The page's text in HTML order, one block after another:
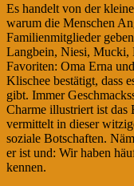
Es handelt von der
warum die Menschen
Familienmitglieder
Langbein, Niesi, Mucki,
Favoriten: Oma Erna
Klischee bestätigt, dass
gibt. Immer
Charme illustriert ist
vermittelt in dieser
soziale Botschaften.
er ist und: Wir haben
kennen.